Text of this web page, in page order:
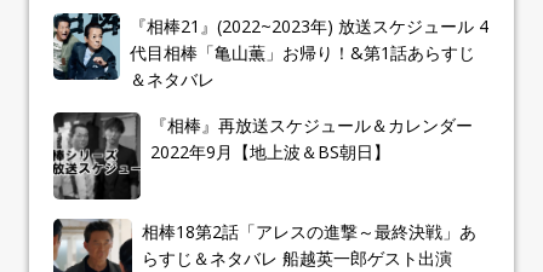
『相棒21』(2022~2023年) 放送スケジュール 4
代目相棒「亀山薫」お帰り！&第1話あらすじ
＆ネタバレ
『相棒』再放送スケジュール＆カレンダー
2022年9月【地上波＆BS朝日】
相棒18第2話「アレスの進撃～最終決戦」あ
らすじ＆ネタバレ 船越英一郎ゲスト出演